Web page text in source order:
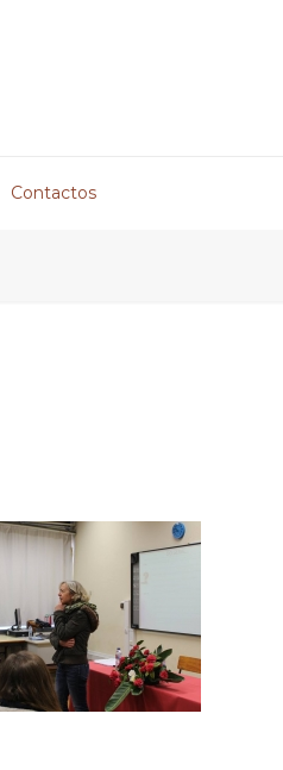
Contactos